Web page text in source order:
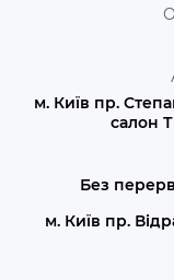
м. Київ пр.
салон
Без
м. Київ пр. Відрадний 95К Точка видачі інтернет